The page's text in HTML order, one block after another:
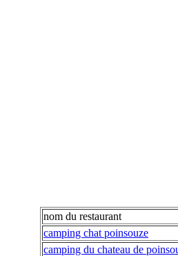
nom du restaurant
camping chat poinsouze
camping du chateau de